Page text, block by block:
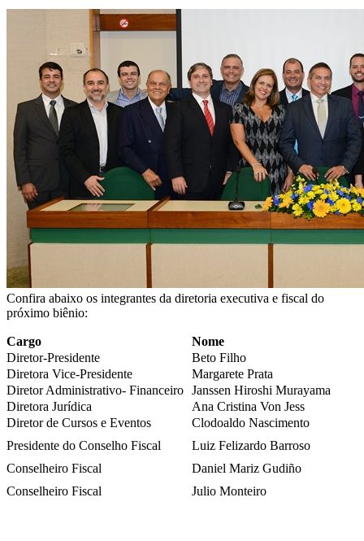
Confira abaixo os integrantes da diretoria executiva e fiscal do
próximo biênio:
Cargo
Nome
Diretor-Presidente
Beto Filho
Diretora Vice-Presidente
Margarete Prata
Diretor Administrativo- Financeiro Janssen Hiroshi Murayama
Diretora Jurídica
Ana Cristina Von Jess
Diretor de Cursos e Eventos
Clodoaldo Nascimento
Presidente do Conselho Fiscal
Luiz Felizardo Barroso
Conselheiro Fiscal
Daniel Mariz Gudiño
Conselheiro Fiscal
Julio Monteiro